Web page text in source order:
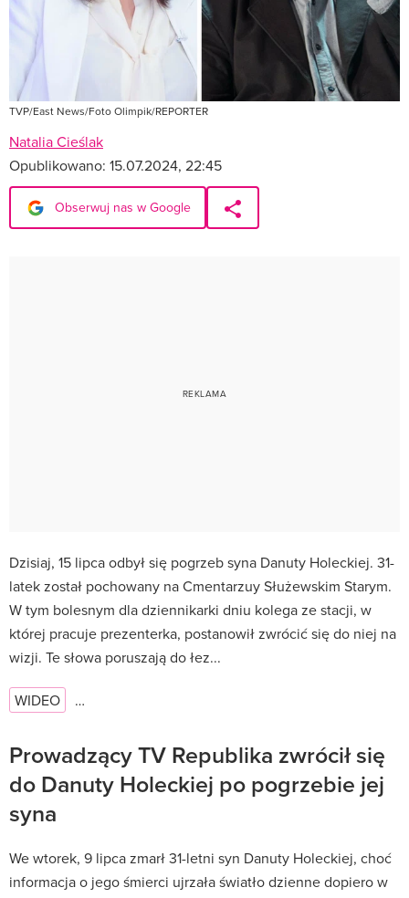
TVP/East News/Foto Olimpik/REPORTER
Natalia Cieślak
Opublikowano: 15.07.2024, 22:45
Obserwuj nas w Google
Dzisiaj, 15 lipca odbył się pogrzeb syna Danuty Holeckiej. 31-
latek został pochowany na Cmentarzuy Służewskim Starym.
W tym bolesnym dla dziennikarki dniu kolega ze stacji, w
której pracuje prezenterka, postanowił zwrócić się do niej na
wizji. Te słowa poruszają do łez...
WIDEO …
Prowadzący TV Republika zwrócił się
do Danuty Holeckiej po pogrzebie jej
syna
We wtorek, 9 lipca zmarł 31-letni syn Danuty Holeckiej, choć
informacja o jego śmierci ujrzała światło dzienne dopiero w